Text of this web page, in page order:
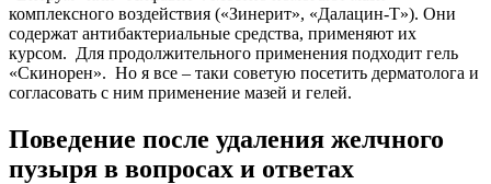
комплексного воздействия («Зинерит», «Далацин-Т»). Они
содержат антибактериальные средства, применяют их
курсом. Для продолжительного применения подходит гель
«Скинорен». Но я все – таки советую посетить дерматолога и
согласовать с ним применение мазей и гелей.
Поведение после удаления желчного
пузыря в вопросах и ответах